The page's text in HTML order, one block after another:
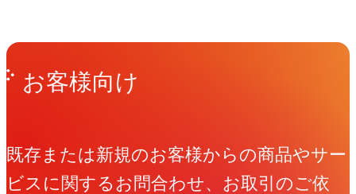
Get in Touchお問い合わせ
お客様向け
既存または新規のお客様からの商品やサー
ビスに関するお問合わせ、お取引のご依